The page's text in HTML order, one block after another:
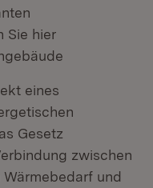
Sie hier
eines
Gesetz
zwischen
und